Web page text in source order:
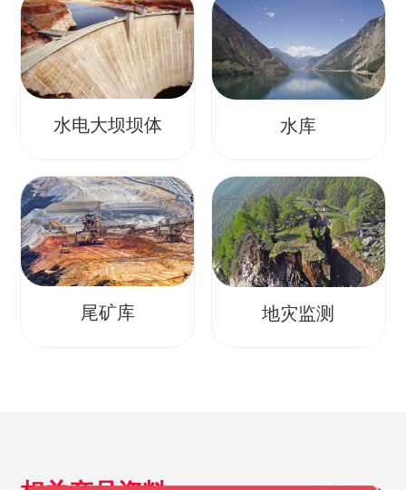
水电大坝坝体 水库
尾矿库 地灾监测